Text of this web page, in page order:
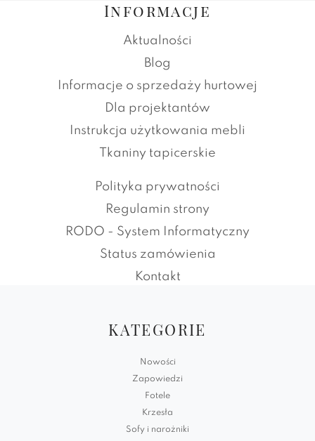
Informacje
Aktualności
Blog
Informacje o sprzedaży hurtowej
Dla projektantów
Instrukcja użytkowania mebli
Tkaniny tapicerskie
Polityka prywatności
Regulamin strony
RODO - System Informatyczny
Status zamówienia
Kontakt
KATEGORIE
Nowości
Zapowiedzi
Fotele
Krzesła
Sofy i narożniki